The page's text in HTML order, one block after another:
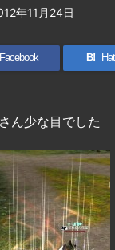
年11月24日
Facebook B!
ん少な目でした